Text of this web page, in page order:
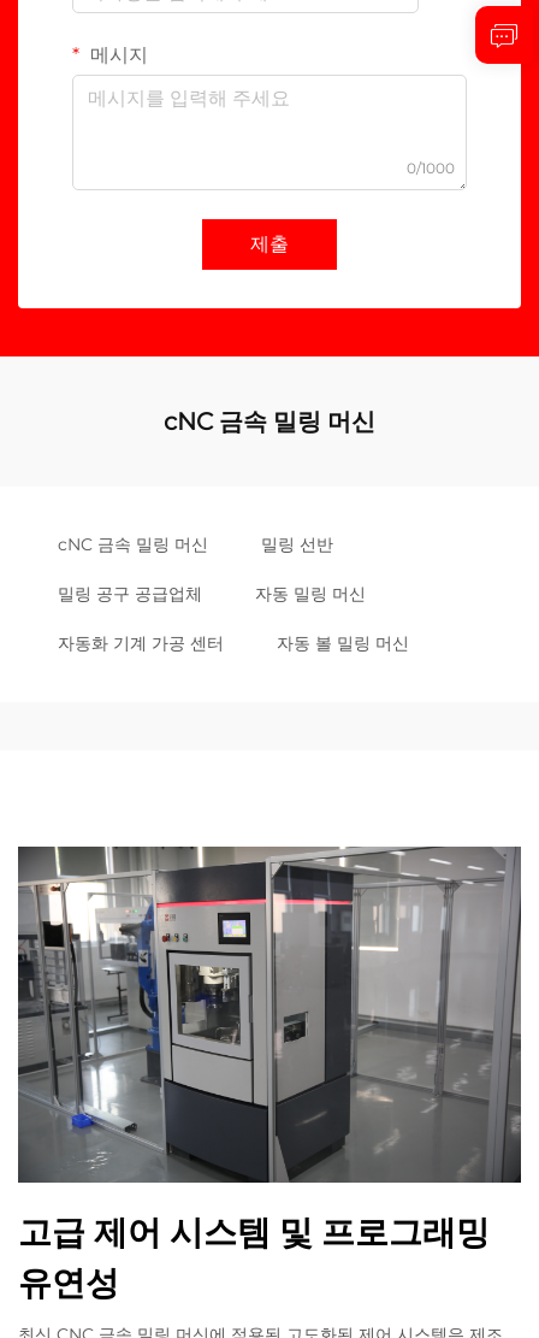
메시지
0/1000
제출
cNC 금속 밀링 머신
cNC 금속 밀링 머신 밀링 선반
밀링 공구 공급업체 자동 밀링 머신
자동화 기계 가공 센터 자동 볼 밀링 머신
고급 제어 시스템 및 프로그래밍
유연성